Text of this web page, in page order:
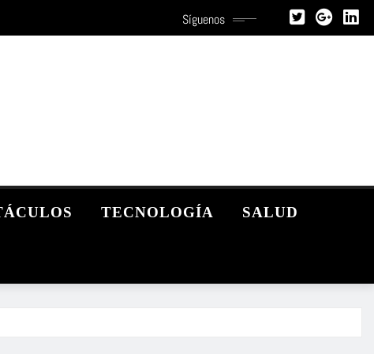
Síguenos
TECNOLOGÍA SALUD